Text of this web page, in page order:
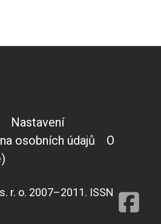
Nastavení
osobních údajů
O
r. o. 2007–2011. ISSN